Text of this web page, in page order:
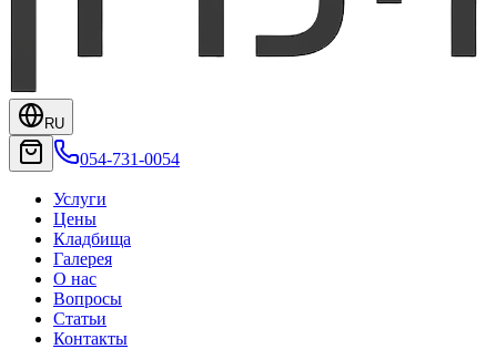
RU
054-731-0054
Услуги
Цены
Кладбища
Галерея
О нас
Вопросы
Статьи
Контакты